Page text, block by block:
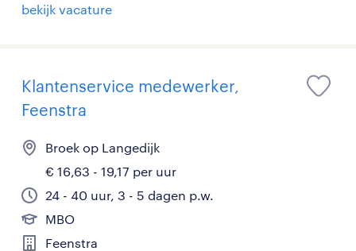
bekijk vacature
Klantenservice medewerker,
Feenstra
Broek op Langedijk
€ 16,63 - 19,17 per uur
24 - 40 uur, 3 - 5 dagen p.w.
MBO
Feenstra